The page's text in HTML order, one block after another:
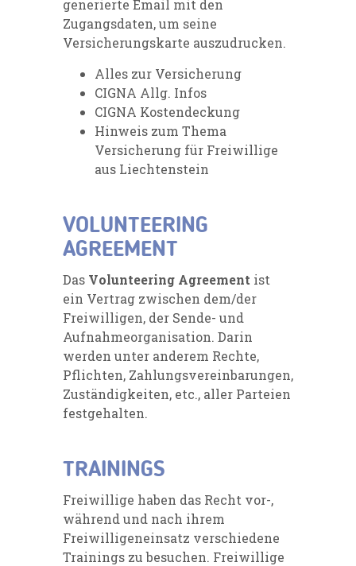
generierte Email mit den
Zugangsdaten, um seine
Versicherungskarte auszudrucken.
Alles zur Versicherung
CIGNA Allg. Infos
CIGNA Kostendeckung
Hinweis zum Thema
Versicherung für Freiwillige
aus Liechtenstein
VOLUNTEERING
AGREEMENT
Das Volunteering Agreement ist
ein Vertrag zwischen dem/der
Freiwilligen, der Sende- und
Aufnahmeorganisation. Darin
werden unter anderem Rechte,
Pflichten, Zahlungsvereinbarungen,
Zuständigkeiten, etc., aller Parteien
festgehalten.
TRAININGS
Freiwillige haben das Recht vor-,
während und nach ihrem
Freiwilligeneinsatz verschiedene
Trainings zu besuchen. Freiwillige